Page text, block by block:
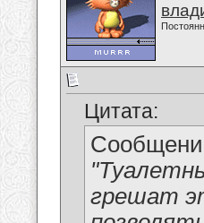
Цитата:
грешат